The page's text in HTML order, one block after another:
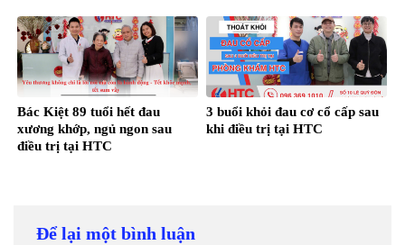
Bác Kiệt 89 tuổi hết đau
xương khớp, ngủ ngon sau
điều trị tại HTC
3 buổi khỏi đau cơ cổ cấp sau
khi điều trị tại HTC
Để lại một bình luận